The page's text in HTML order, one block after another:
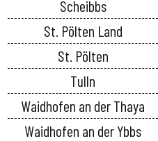
Scheibbs
St. Pölten Land
St. Pölten
Tulln
Waidhofen an der Thaya
Waidhofen an der Ybbs